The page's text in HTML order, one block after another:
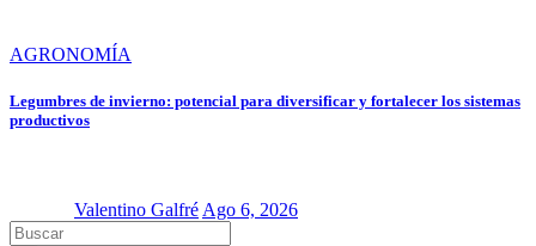
AGRONOMÍA
Legumbres de invierno: potencial para diversificar y fortalecer los sistemas
productivos
Valentino GalfréAgo 6, 2026